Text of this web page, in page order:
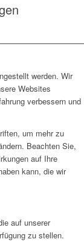
werden. Wir
Websites
verbessern und
um mehr zu
Beachten Sie,
auf Ihre
kann, die wir
auf unserer
zu stellen.